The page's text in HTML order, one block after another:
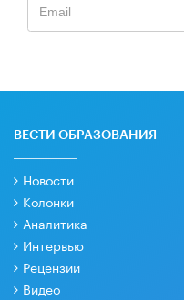
ВЕСТИ ОБРАЗОВАНИЯ
Новости
Колонки
Аналитика
Интервью
Рецензии
Видео